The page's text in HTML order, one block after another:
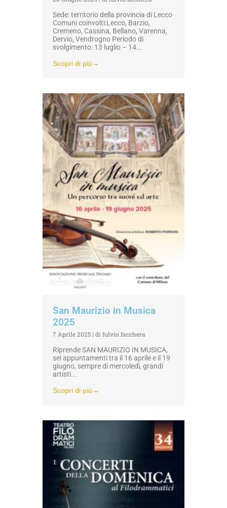
Sede: territorio della provincia di Lecco
Comuni coinvolti:Lecco, Barzio,
Cremeno, Cassina, Bellano, Varenna,
Dervio, Vendrogno Periodo di
svolgimento: 13 luglio – 14...
Scopri di più→
San Maurizio in Musica
2025
7 Aprile 2025 | di fulvio.facchera
Riprende SAN MAURIZIO IN MUSICA,
sei appuntamenti tra il 16 aprile e il 19
giugno, sempre di mercoledì, grandi
artisti...
Scopri di più→